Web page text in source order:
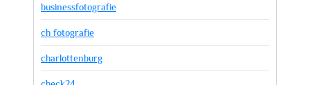
businessfotografie
ch fotografie
charlottenburg